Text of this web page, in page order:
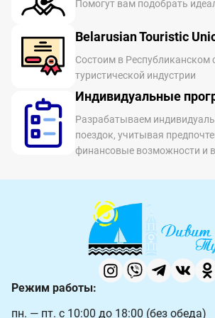
Помогут вам подобрать
Belarusian Touristic
Состоим в Республиканском
туристической индустрии
Индивидуальные
Разрабатываем
поездок, учитывая
финансовые возможности и
Режим работы:
пн. — пт. с 10:00 до 18:00 (без обеда)